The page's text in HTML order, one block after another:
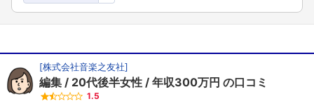
[株式会社音楽之友社]
編集 20代後半女性 年収300万円 の口コミ
1.5